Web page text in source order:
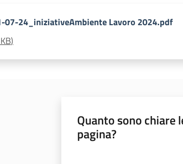
07-24_iniziativeAmbiente Lavoro 2024.pdf
)
Quanto sono chiare
pagina?